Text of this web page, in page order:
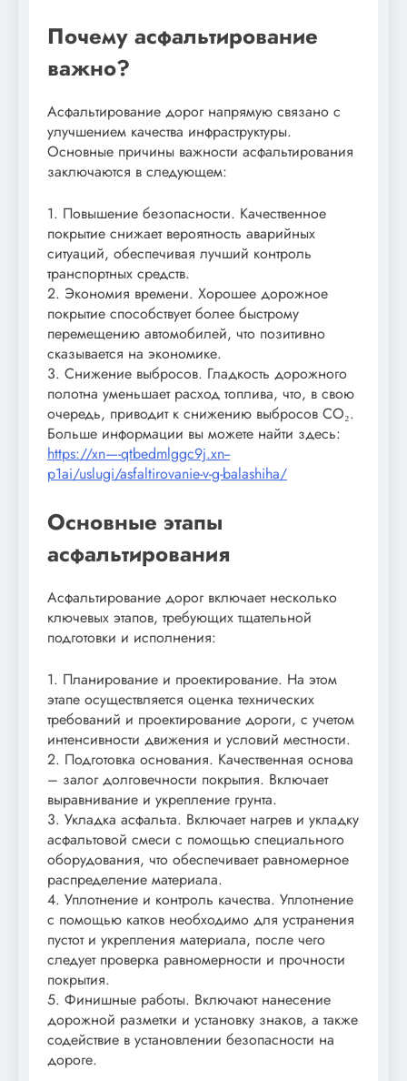
Почему асфальтирование
важно?
Асфальтирование дорог напрямую связано с
улучшением качества инфраструктуры.
Основные причины важности асфальтирования
заключаются в следующем:
1. Повышение безопасности. Качественное
покрытие снижает вероятность аварийных
ситуаций, обеспечивая лучший контроль
транспортных средств.
2. Экономия времени. Хорошее дорожное
покрытие способствует более быстрому
перемещению автомобилей, что позитивно
сказывается на экономике.
3. Снижение выбросов. Гладкость дорожного
полотна уменьшает расход топлива, что, в свою
очередь, приводит к снижению выбросов CO₂.
Больше информации вы можете найти здесь:
https://xn—-qtbedmlggc9j.xn--
p1ai/uslugi/asfaltirovanie-v-g-balashiha/
Основные этапы
асфальтирования
Асфальтирование дорог включает несколько
ключевых этапов, требующих тщательной
подготовки и исполнения:
1. Планирование и проектирование. На этом
этапе осуществляется оценка технических
требований и проектирование дороги, с учетом
интенсивности движения и условий местности.
2. Подготовка основания. Качественная основа
– залог долговечности покрытия. Включает
выравнивание и укрепление грунта.
3. Укладка асфальта. Включает нагрев и укладку
асфальтовой смеси с помощью специального
оборудования, что обеспечивает равномерное
распределение материала.
4. Уплотнение и контроль качества. Уплотнение
с помощью катков необходимо для устранения
пустот и укрепления материала, после чего
следует проверка равномерности и прочности
покрытия.
5. Финишные работы. Включают нанесение
дорожной разметки и установку знаков, а также
содействие в установлении безопасности на
дороге.